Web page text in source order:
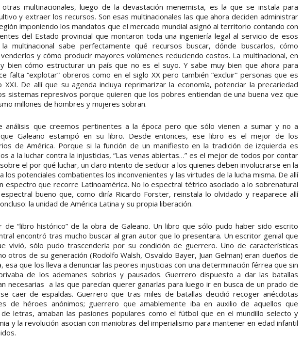
otras multinacionales, luego de la devastación menemista, es la que se instala para
y extraer los recursos. Son esas multinacionales las que ahora deciden administrar
imponiendo los mandatos que el mercado mundial asignó al territorio contando con
del Estado provincial que montaron toda una ingeniería legal al servicio de esos
multinacional sabe perfectamente qué recursos buscar, dónde buscarlos, cómo
y cómo producir mayores volúmenes reduciendo costos. La multinacional, en
bien cómo estructurar un país que no es el suyo. Y sabe muy bien que ahora para
falta “explotar” obreros como en el siglo XX pero también “excluir” personas que es
XXI. De allí que su agenda incluya reprimarizar la economía, potenciar la precariedad
sistemas represivos porque quieren que los pobres entiendan de una buena vez que
millones de hombres y mujeres sobran.
análisis que creemos pertinentes a la época pero que sólo vienen a sumar y no a
que Galeano estampó en su libro. Desde entonces, ese libro es el mejor de los
de América. Porque si la función de un manifiesto en la tradición de izquierda es
a la luchar contra la injusticias, “Las venas abiertas…” es el mejor de todos por contar
el por qué luchar, un claro intento de seducir a los quienes deben involucrarse en la
los potenciales combatientes los inconvenientes y las virtudes de la lucha misma. De allí
espectro que recorre Latinoamérica. No lo espectral tétrico asociado a lo sobrenatural
bueno que, como diría Ricardo Forster, reinstala lo olvidado y reaparece allí
la unidad de América Latina y su propia liberación.
de “libro histórico” de la obra de Galeano. Un libro que sólo pudo haber sido escrito
encontró tras mucho buscar al gran autor que lo presentara. Un escritor genial que
vivió, sólo pudo trascenderla por su condición de guerrero. Uno de características
otros de su generación (Rodolfo Walsh, Osvaldo Bayer, Juan Gelman) eran dueños de
esa que los lleva a denunciar las peores injusticias con una determinación férrea que sin
de los ademanes sobrios y pausados. Guerrero dispuesto a dar las batallas
necesarias a las que parecían querer ganarlas para luego ir en busca de un prado de
caer de espaldas. Guerrero que tras miles de batallas decidió recoger anécdotas
de héroes anónimos; guerrero que amablemente iba en auxilio de aquellos que
letras, amaban las pasiones populares como el fútbol que en el mundillo selecto y
y la revolución asocian con maniobras del imperialismo para mantener en edad infantil